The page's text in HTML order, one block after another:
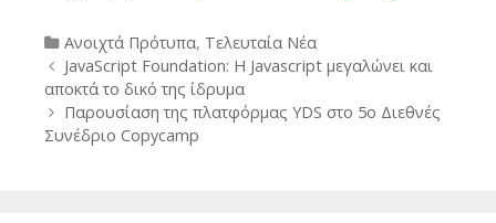
Categories
Ανοιχτά Πρότυπα, Τελευταία Νέα
Post
navigation
JavaScript Foundation: Η Javascript μεγαλώνει και
αποκτά το δικό της ίδρυμα
Παρουσίαση της πλατφόρμας YDS στο 5ο Διεθνές
Συνέδριο Copycamp